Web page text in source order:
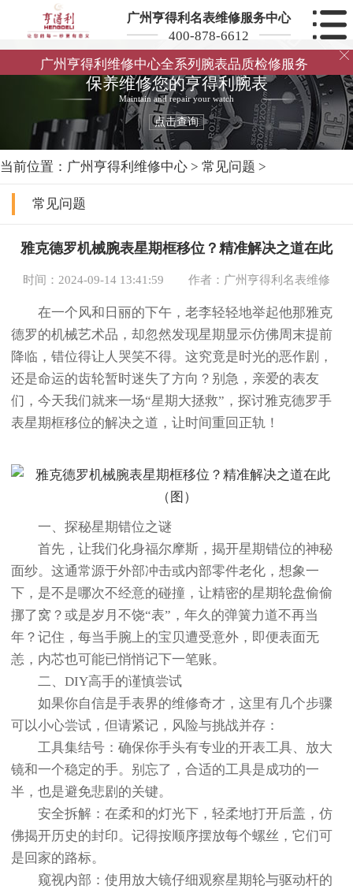
广州亨得利名表维修服务中心
400-878-6612
广州亨得利维修中心全系列腕表品质检修服务

保养维修您的亨得利腕表
Maintain and repair your watch
点击查询
当前位置： 广州亨得利维修中心 > 常见问题 >
常见问题
雅克德罗机械腕表星期框移位？精准解决之道在此
时间：2024-09-14 13:41:59 作者：广州亨得利名表维修
在一个风和日丽的下午，老李轻轻地举起他那雅克
德罗的机械艺术品，却忽然发现星期显示仿佛周末提前
降临，错位得让人哭笑不得。这究竟是时光的恶作剧，
还是命运的齿轮暂时迷失了方向？别急，亲爱的表友
们，今天我们就来一场“星期大拯救”，探讨雅克德罗手
表星期框移位的解决之道，让时间重回正轨！
一、探秘星期错位之谜
首先，让我们化身福尔摩斯，揭开星期错位的神秘
面纱。这通常源于外部冲击或内部零件老化，想象一
下，是不是哪次不经意的碰撞，让精密的星期轮盘偷偷
挪了窝？或是岁月不饶“表”，年久的弹簧力道不再当
年？记住，每当手腕上的宝贝遭受意外，即便表面无
恙，内芯也可能已悄悄记下一笔账。
二、DIY高手的谨慎尝试
如果你自信是手表界的维修奇才，这里有几个步骤
可以小心尝试，但请紧记，风险与挑战并存：
工具集结号：确保你手头有专业的开表工具、放大
镜和一个稳定的手。别忘了，合适的工具是成功的一
半，也是避免悲剧的关键。
安全拆解：在柔和的灯光下，轻柔地打开后盖，仿
佛揭开历史的封印。记得按顺序摆放每个螺丝，它们可
是回家的路标。
窥视内部：使用放大镜仔细观察星期轮与驱动杆的